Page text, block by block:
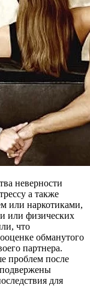
неверности
а также
или наркотиками,
или физических
что
обманутого
партнера.
проблем после
для